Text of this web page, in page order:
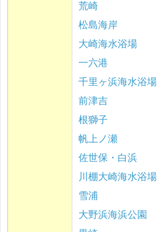
荒崎
松島海岸
大崎海水浴場
一六港
千里ヶ浜海水浴場
前津吉
根獅子
帆上ノ瀬
佐世保・白浜
川棚大崎海水浴場
雪浦
大野浜海浜公園